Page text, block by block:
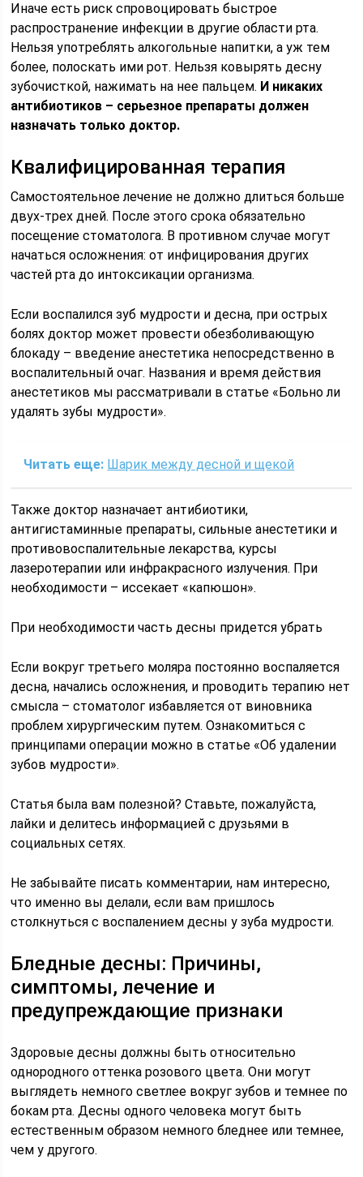
Иначе есть риск спровоцировать быстрое
распространение инфекции в другие области рта.
Нельзя употреблять алкогольные напитки, а уж тем
более, полоскать ими рот. Нельзя ковырять десну
зубочисткой, нажимать на нее пальцем. И никаких
антибиотиков – серьезное препараты должен
назначать только доктор.
Квалифицированная терапия
Самостоятельное лечение не должно длиться больше
двух-трех дней. После этого срока обязательно
посещение стоматолога. В противном случае могут
начаться осложнения: от инфицирования других
частей рта до интоксикации организма.
Если воспалился зуб мудрости и десна, при острых
болях доктор может провести обезболивающую
блокаду – введение анестетика непосредственно в
воспалительный очаг. Названия и время действия
анестетиков мы рассматривали в статье «Больно ли
удалять зубы мудрости».
Читать еще: Шарик между десной и щекой
Также доктор назначает антибиотики,
антигистаминные препараты, сильные анестетики и
противовоспалительные лекарства, курсы
лазеротерапии или инфракрасного излучения. При
необходимости – иссекает «капюшон».
При необходимости часть десны придется убрать
Если вокруг третьего моляра постоянно воспаляется
десна, начались осложнения, и проводить терапию нет
смысла – стоматолог избавляется от виновника
проблем хирургическим путем. Ознакомиться с
принципами операции можно в статье «Об удалении
зубов мудрости».
Статья была вам полезной? Ставьте, пожалуйста,
лайки и делитесь информацией с друзьями в
социальных сетях.
Не забывайте писать комментарии, нам интересно,
что именно вы делали, если вам пришлось
столкнуться с воспалением десны у зуба мудрости.
Бледные десны: Причины,
симптомы, лечение и
предупреждающие признаки
Здоровые десны должны быть относительно
однородного оттенка розового цвета. Они могут
выглядеть немного светлее вокруг зубов и темнее по
бокам рта. Десны одного человека могут быть
естественным образом немного бледнее или темнее,
чем у другого.